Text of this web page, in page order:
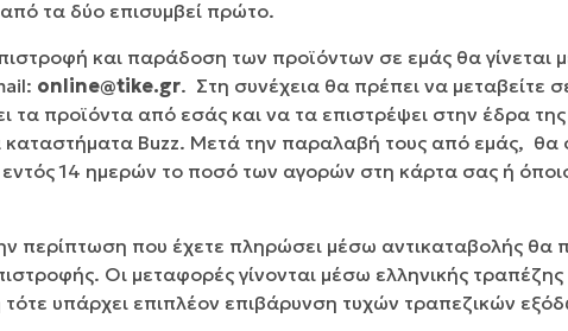
τα δύο επισυμβεί πρώτο.
και παράδοση των προϊόντων σε εμάς θα γίνεται
online@tike.gr. Στη συνέχεια θα πρέπει να μεταβείτε
προϊόντα από εσάς και να τα επιστρέψει στην έδρα της
Buzz. Μετά την παραλαβή τους από εμάς, θα
14 ημερών το ποσό των αγορών στη κάρτα σας ή
περίπτωση που έχετε πληρώσει μέσω αντικαταβολής
Οι μεταφορές γίνονται μέσω ελληνικής
υπάρχει επιπλέον επιβάρυνση τυχών τραπεζικών